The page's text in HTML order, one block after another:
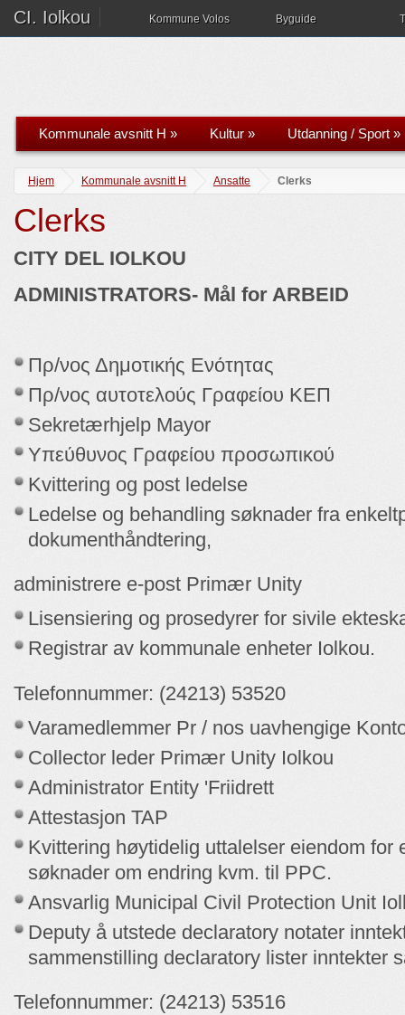
CI. Iolkou Kommune Volos Byguide
Kommunale avsnitt H » Kultur » Utdanning / Sport »
Hjem Kommunale avsnitt H Ansatte Clerks
Clerks
CITY DEL IOLKOU
ADMINISTRATORS- Mål for ARBEID
Πρ/νος Δημοτικής Ενότητας
Πρ/νος αυτοτελούς Γραφείου ΚΕΠ
Sekretærhjelp Mayor
Υπεύθυνος Γραφείου προσωπικού
Kvittering og post ledelse
Ledelse og behandling søknader fra
dokumenthåndtering,
administrere e-post Primær Unity
Lisensiering og prosedyrer for sivile
Registrar av kommunale enheter Iolkou.
Telefonnummer: (24213) 53520
Varamedlemmer Pr / nos uavhengige
Collector leder Primær Unity Iolkou
Administrator Entity 'Friidrett
Attestasjon TAP
Kvittering høytidelig uttalelser eiendom for
søknader om endring kvm. til PPC.
Ansvarlig Municipal Civil Protection Unit
Deputy å utstede declaratory notater
sammenstilling declaratory lister inntekter
Telefonnummer: (24213) 53516